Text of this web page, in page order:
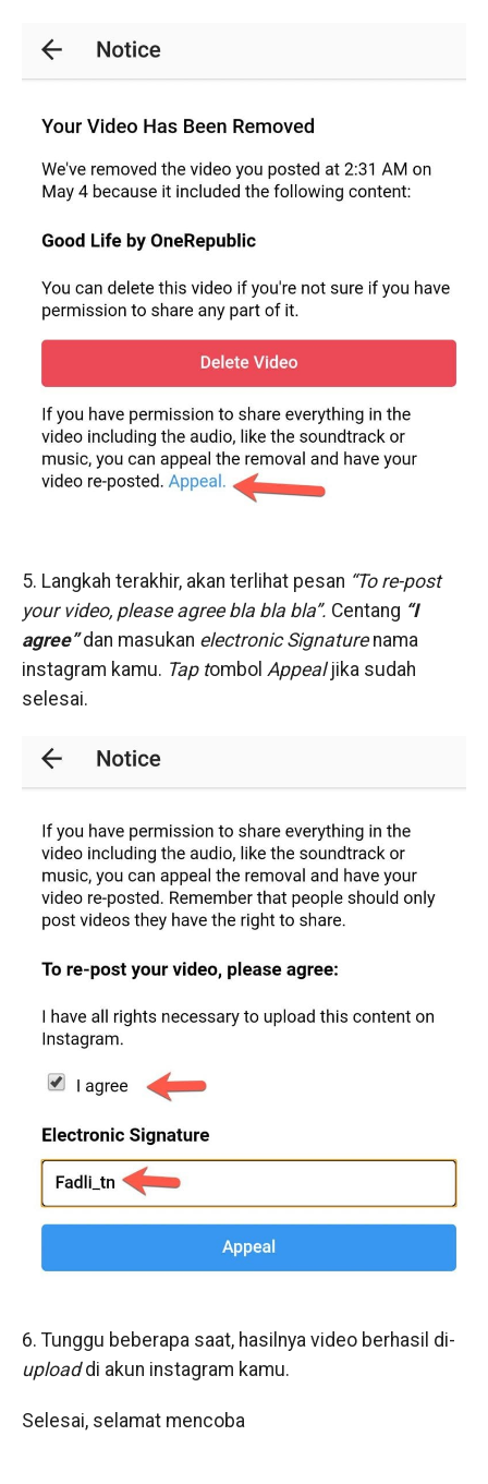
5. Langkah terakhir, akan terlihat pesan “To re-post
your video, please agree bla bla bla”. Centang “I
agree” dan masukan electronic Signaturenama
instagram kamu. Tap tombol Appealjika sudah
selesai.
6. Tunggu beberapa saat, hasilnya video berhasil di-
uploaddi akun instagram kamu.
Selesai, selamat mencoba